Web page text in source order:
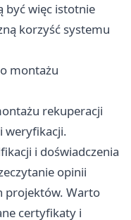
być więc istotnie
korzyść systemu
montażu
rekuperacji
weryfikacji.
i doświadczenia
opinii
projektów. Warto
certyfikaty i